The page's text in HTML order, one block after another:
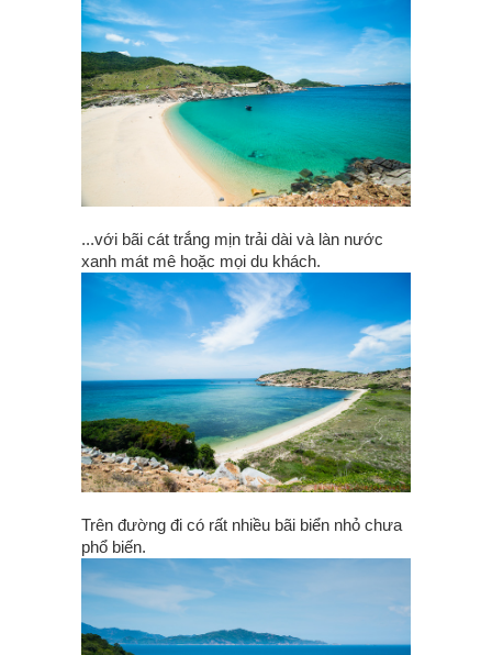
...với bãi cát trắng mịn trải dài và làn nước
xanh mát mê hoặc mọi du khách.
Trên đường đi có rất nhiều bãi biển nhỏ chưa
phổ biến.